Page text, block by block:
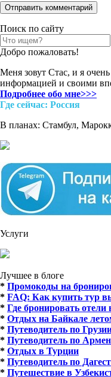
Поиск по сайту
Search
for:
Добро пожаловать!
Меня зовут Стас, и я
информацией и своими
Подробнее обо мне>>>
Где cейчас: Россия
В планах: Стамбул,
Услуги
Лучшее в блоге
* Промокоды на
* FAQ: Как купить тур
* Где бронировать
* Отдых на Байкале
* Путеводитель по
* Путеводитель по
* Отдых в Турции
* Путеводитель по
* Путешествие в